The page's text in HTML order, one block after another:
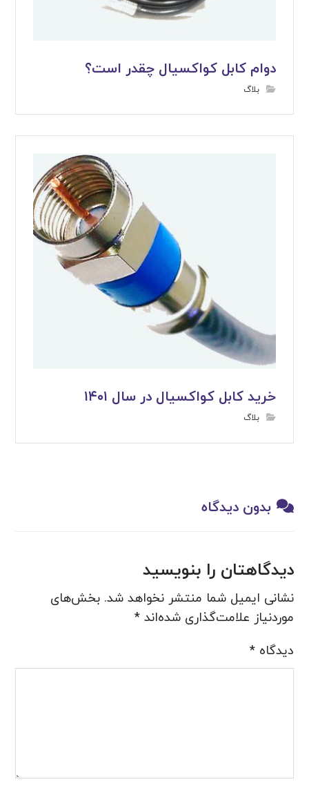
دوام کابل کواکسیال چقدر است؟
بلاگ
خرید کابل کواکسیال در سال ۱۴۰۱
بلاگ
بدون دیدگاه
دیدگاهتان را بنویسید
نشانی ایمیل شما منتشر نخواهد شد. بخش‌های
موردنیاز علامت‌گذاری شده‌اند*
دیدگاه*